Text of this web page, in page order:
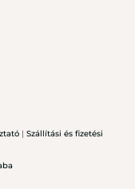
| Szállítási és fizetési